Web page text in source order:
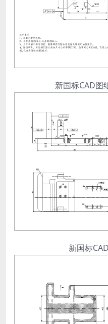
新国标CAD图
新国标